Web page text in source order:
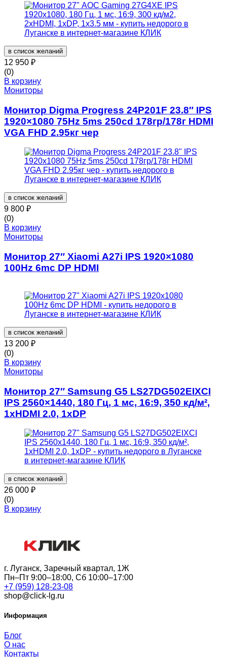
в список желаний
12 950 ₽
(0)
В корзину
Мониторы
Монитор Digma Progress 24P201F 23.8″ IPS
1920×1080 75Hz 5ms 250cd 178гр/178г HDMI
VGA FHD 2.95кг чер
в список желаний
9 800 ₽
(0)
В корзину
Мониторы
Монитор 27″ Xiaomi A27i IPS 1920×1080
100Hz 6mc DP HDMI
в список желаний
13 200 ₽
(0)
В корзину
Мониторы
Монитор 27″ Samsung G5 LS27DG502EIXCI
IPS 2560×1440, 180 Гц, 1 мс, 16:9, 350 кд/м²,
1xHDMI 2.0, 1xDP
в список желаний
26 000 ₽
(0)
В корзину
г. Луганск, Заречный квартал, 1Ж
Пн–Пт 9:00–18:00, Сб 10:00–17:00
+7 (959) 128-23-08
shop@click-lg.ru
Информация
Блог
О нас
Контакты